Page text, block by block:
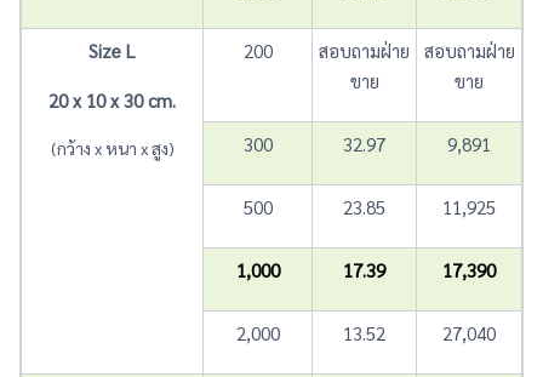
Size L
20 x 10 x 30 cm.
(กว้าง x หนา x สูง)
200
สอบถามฝ่าย
ขาย
สอบถามฝ่าย
ขาย
300 32.97 9,891
500 23.85 11,925
1,000 17.39 17,390
2,000 13.52 27,040